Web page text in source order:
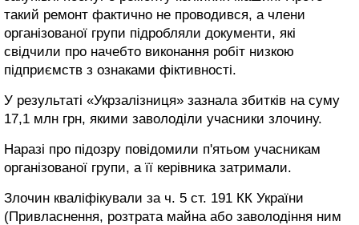
такий ремонт фактично не проводився, а члени
організованої групи підробляли документи, які
свідчили про начебто виконання робіт низкою
підприємств з ознаками фіктивності.
У результаті «Укрзалізниця» зазнала збитків на суму
17,1 млн грн, якими заволоділи учасники злочину.
Наразі про підозру повідомили п'ятьом учасникам
організованої групи, а її керівника затримали.
Злочин кваліфікували за ч. 5 ст. 191 КК України
(Привласнення, розтрата майна або заволодіння ним